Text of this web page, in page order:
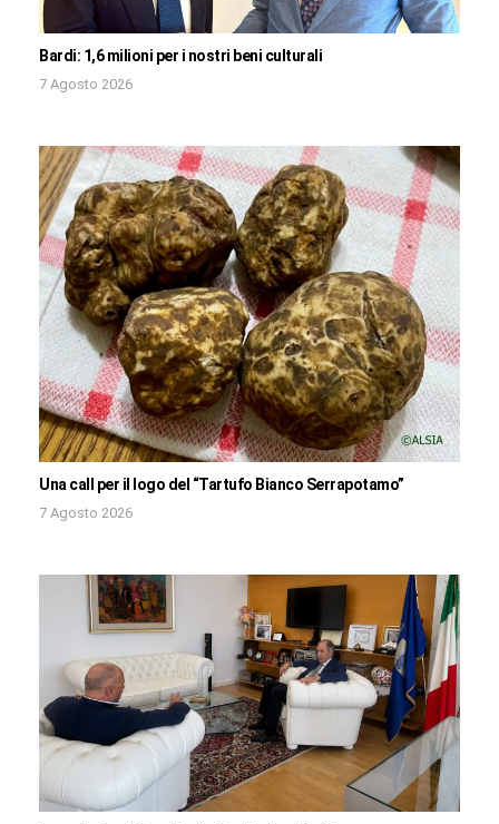
Bardi: 1,6 milioni per i nostri beni culturali
7 Agosto 2026
Una call per il logo del “Tartufo Bianco Serrapotamo”
7 Agosto 2026